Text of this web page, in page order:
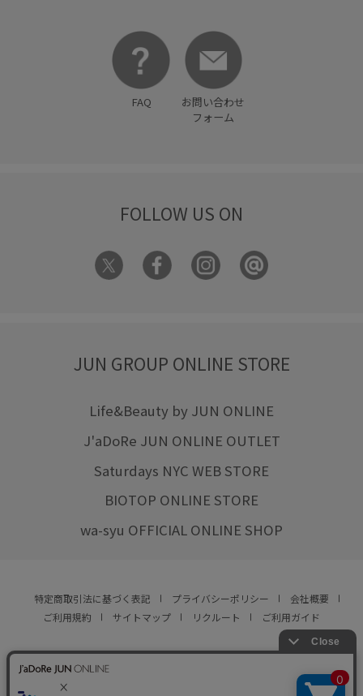
FAQ
お問い合わせ
フォーム
FOLLOW US ON
JUN GROUP ONLINE STORE
Life&Beauty by JUN ONLINE
J'aDoRe JUN ONLINE OUTLET
Saturdays NYC WEB STORE
BIOTOP ONLINE STORE
wa-syu OFFICIAL ONLINE SHOP
特定商取引法に基づく表記 プライバシーポリシー
会社概要
ご利用規約
サイトマップ リクルート ご利用ガイド